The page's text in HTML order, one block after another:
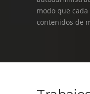
modo que
contenidos de